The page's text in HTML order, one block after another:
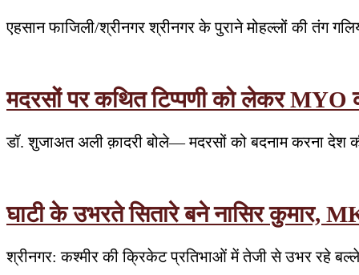
एहसान फाजिली/श्रीनगर श्रीनगर के पुराने मोहल्लों की तंग
मदरसों पर कथित टिप्पणी को लेकर MYO
डॉ. शुजाअत अली क़ादरी बोले— मदरसों को बदनाम करना देश
घाटी के उभरते सितारे बने नासिर कुमार,
श्रीनगर: कश्मीर की क्रिकेट प्रतिभाओं में तेजी से उभर रहे